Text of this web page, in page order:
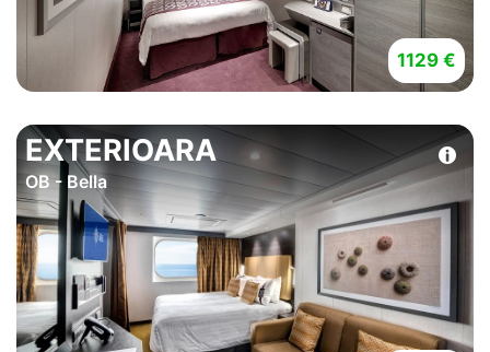
1129 €
EXTERIOARA
OB - Bella